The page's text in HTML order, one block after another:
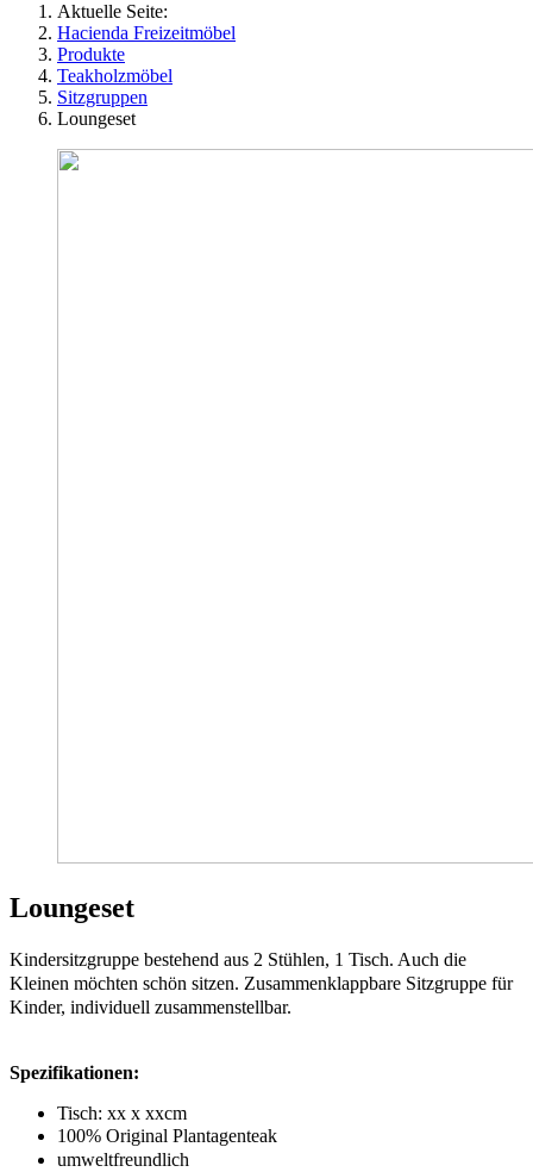
Aktuelle Seite:
Hacienda Freizeitmöbel
Produkte
Teakholzmöbel
Sitzgruppen
Loungeset
Loungeset
Kindersitzgruppe bestehend aus 2 Stühlen, 1 Tisch. Auch die
Kleinen möchten schön sitzen. Zusammenklappbare Sitzgruppe für
Kinder, individuell zusammenstellbar.
Spezifikationen:
Tisch: xx x xxcm
100% Original Plantagenteak
umweltfreundlich